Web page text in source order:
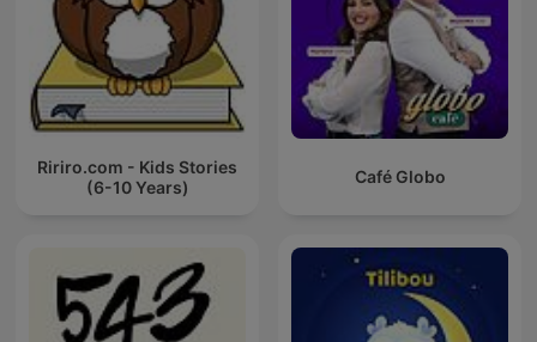
Ririro.com - Kids Stories
(6-10 Years)
Café Globo